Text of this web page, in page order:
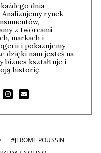
dnia
rynek,
z twórcami
markach i
i pokazujemy
dzięki nam jesteś na
biznes kształtuje i
historię.
#JEROME POUSSIN